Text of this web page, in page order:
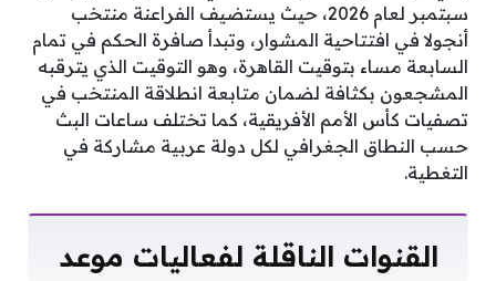
سبتمبر لعام 2026، حيث يستضيف الفراعنة منتخب
أنجولا في افتتاحية المشوار، وتبدأ صافرة الحكم في تمام
السابعة مساء بتوقيت القاهرة، وهو التوقيت الذي يترقبه
المشجعون بكثافة لضمان متابعة انطلاقة المنتخب في
تصفيات كأس الأمم الأفريقية، كما تختلف ساعات البث
حسب النطاق الجغرافي لكل دولة عربية مشاركة في
التغطية.
القنوات الناقلة لفعاليات موعد